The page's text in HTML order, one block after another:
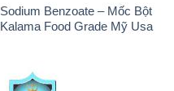
Sodium Benzoate – Mốc Bột
Kalama Food Grade Mỹ Usa